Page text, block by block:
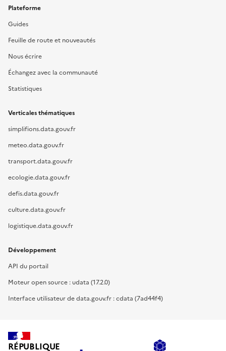
Plateforme
Guides
Feuille de route et nouveautés
Nous écrire
Échangez avec la communauté
Statistiques
Verticales thématiques
simplifions.data.gouv.fr
meteo.data.gouv.fr
transport.data.gouv.fr
ecologie.data.gouv.fr
defis.data.gouv.fr
culture.data.gouv.fr
logistique.data.gouv.fr
Développement
API du portail
Moteur open source : udata (17.2.0)
Interface utilisateur de data.gouv.fr : cdata (7ad44f4)
RÉPUBLIQUE